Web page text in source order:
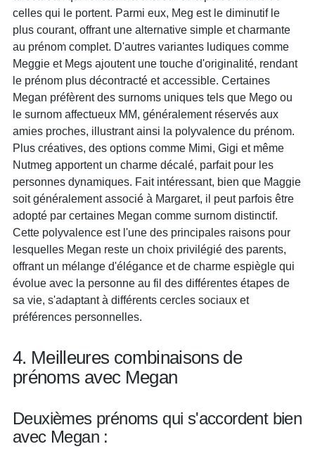
celles qui le portent. Parmi eux, Meg est le diminutif le
plus courant, offrant une alternative simple et charmante
au prénom complet. D'autres variantes ludiques comme
Meggie et Megs ajoutent une touche d'originalité, rendant
le prénom plus décontracté et accessible. Certaines
Megan préfèrent des surnoms uniques tels que Mego ou
le surnom affectueux MM, généralement réservés aux
amies proches, illustrant ainsi la polyvalence du prénom.
Plus créatives, des options comme Mimi, Gigi et même
Nutmeg apportent un charme décalé, parfait pour les
personnes dynamiques. Fait intéressant, bien que Maggie
soit généralement associé à Margaret, il peut parfois être
adopté par certaines Megan comme surnom distinctif.
Cette polyvalence est l'une des principales raisons pour
lesquelles Megan reste un choix privilégié des parents,
offrant un mélange d'élégance et de charme espiègle qui
évolue avec la personne au fil des différentes étapes de
sa vie, s'adaptant à différents cercles sociaux et
préférences personnelles.
4. Meilleures combinaisons de
prénoms avec Megan
Deuxièmes prénoms qui s'accordent bien
avec Megan :